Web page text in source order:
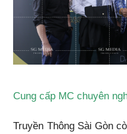
Cung cấp MC chuyên
Truyền Thông Sài Gòn